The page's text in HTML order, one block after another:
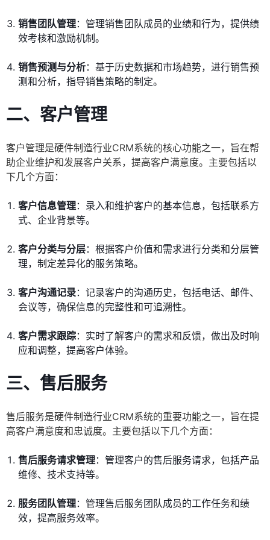
销售团队管理：管理销售团队成员的业绩和行为，提供绩
效考核和激励机制。
销售预测与分析：基于历史数据和市场趋势，进行销售预
测和分析，指导销售策略的制定。
二、客户管理
客户管理是硬件制造行业CRM系统的核心功能之一，旨在帮
助企业维护和发展客户关系，提高客户满意度。主要包括以
下几个方面：
客户信息管理：录入和维护客户的基本信息，包括联系方
式、企业背景等。
客户分类与分层：根据客户价值和需求进行分类和分层管
理，制定差异化的服务策略。
客户沟通记录：记录客户的沟通历史，包括电话、邮件、
会议等，确保信息的完整性和可追溯性。
客户需求跟踪：实时了解客户的需求和反馈，做出及时响
应和调整，提高客户体验。
三、售后服务
售后服务是硬件制造行业CRM系统的重要功能之一，旨在提
高客户满意度和忠诚度。主要包括以下几个方面：
售后服务请求管理：管理客户的售后服务请求，包括产品
维修、技术支持等。
服务团队管理：管理售后服务团队成员的工作任务和绩
效，提高服务效率。